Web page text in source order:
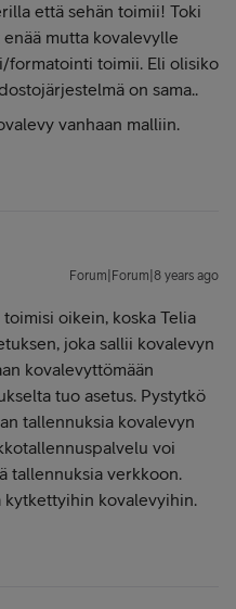
että sehän toimii! Toki
mutta kovalevylle
formatointi toimii. Eli olisiko
on sama..
vanhaan malliin.
Forum|Forum|8 years ago
oikein, koska Telia
joka sallii kovalevyn
kovalevyttömään
tuo asetus. Pystytkö
tallennuksia kovalevyn
voi
tallennuksia verkkoon.
kovalevyihin.